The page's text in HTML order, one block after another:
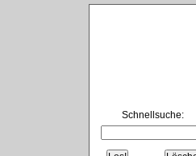
Schnellsuche: